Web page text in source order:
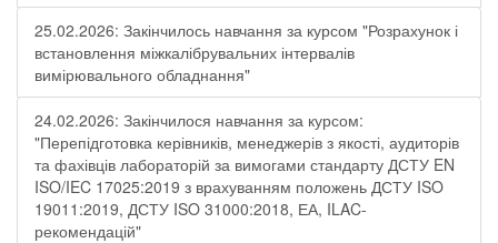
25.02.2026: Закінчилось навчання за курсом "Розрахунок і
встановлення міжкалібрувальних інтервалів
вимірювального обладнання"
24.02.2026: Закінчилося навчання за курсом:
"Перепідготовка керівників, менеджерів з якості, аудиторів
та фахівців лабораторій за вимогами стандарту ДСТУ EN
ISO/IEC 17025:2019 з врахуванням положень ДСТУ ISO
19011:2019, ДСТУ ISO 31000:2018, ЕА, ILAC-
рекомендацій"